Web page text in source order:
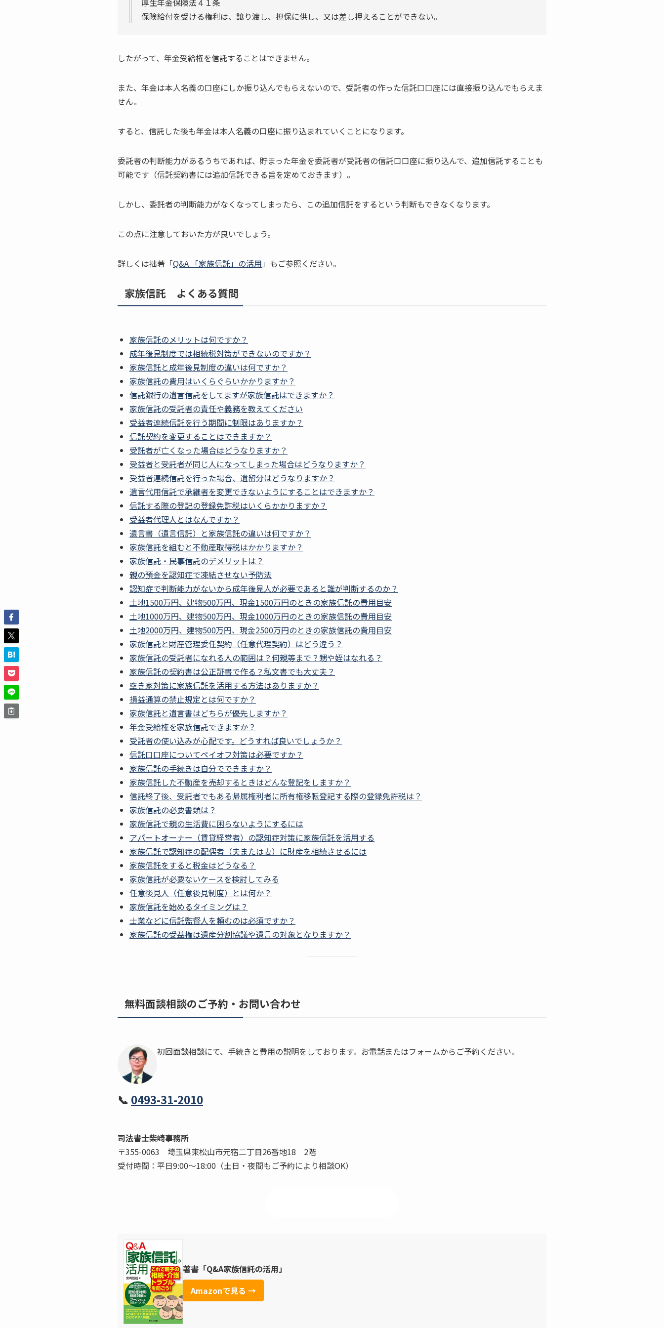
保険給付を受ける権利は、譲り渡し、担保に供し、又は差し押えることができない。
したがって、年金受給権を信託することはできません。
また、年金は本人名義の口座にしか振り込んでもらえないので、受託者の作った信託口口座には直接振り込んでもらえま
せん。
すると、信託した後も年金は本人名義の口座に振り込まれていくことになります。
委託者の判断能力があるうちであれば、貯まった年金を委託者が受託者の信託口口座に振り込んで、追加信託することも
可能です（信託契約書には追加信託できる旨を定めておきます）。
しかし、委託者の判断能力がなくなってしまったら、この追加信託をするという判断もできなくなります。
この点に注意しておいた方が良いでしょう。
詳しくは拙著「Q&A 「家族信託」の活用 」もご参照ください。
家族信託 よくある質問
家族信託のメリットは何ですか？
成年後見制度では相続税対策ができないのですか？
家族信託と成年後見制度の違いは何ですか？
家族信託の費用はいくらぐらいかかりますか？
信託銀行の遺言信託をしてますが家族信託はできますか？
家族信託の受託者の責任や義務を教えてください
受益者連続信託を行う期間に制限はありますか？
信託契約を変更することはできますか？
受託者が亡くなった場合はどうなりますか？
受益者と受託者が同じ人になってしまった場合はどうなりますか？
受益者連続信託を行った場合、遺留分はどうなりますか？
遺言代用信託で承継者を変更できないようにすることはできますか？
信託する際の登記の登録免許税はいくらかかりますか？
受益者代理人とはなんですか？
遺言書（遺言信託）と家族信託の違いは何ですか？
家族信託を組むと不動産取得税はかかりますか？
家族信託・民事信託のデメリットは？
親の預金を認知症で凍結させない予防法
認知症で判断能力がないから成年後見人が必要であると誰が判断するのか？
土地1500万円、建物500万円、現金1500万円のときの家族信託の費用目安
土地1000万円、建物500万円、現金1000万円のときの家族信託の費用目安
土地2000万円、建物500万円、現金2500万円のときの家族信託の費用目安
家族信託と財産管理委任契約（任意代理契約）はどう違う？
家族信託の受託者になれる人の範囲は？何親等まで？甥や姪はなれる？
家族信託の契約書は公正証書で作る？私文書でも大丈夫？
空き家対策に家族信託を活用する方法はありますか？
損益通算の禁止規定とは何ですか？
家族信託と遺言書はどちらが優先しますか？
年金受給権を家族信託できますか？
受託者の使い込みが心配です。どうすれば良いでしょうか？
信託口口座についてペイオフ対策は必要ですか？
家族信託の手続きは自分でできますか？
家族信託した不動産を売却するときはどんな登記をしますか？
信託終了後、受託者でもある帰属権利者に所有権移転登記する際の登録免許税は？
家族信託の必要書類は？
家族信託で親の生活費に困らないようにするには
アパートオーナー（賃貸経営者）の認知症対策に家族信託を活用する
家族信託で認知症の配偶者（夫または妻）に財産を相続させるには
家族信託をすると税金はどうなる？
家族信託が必要ないケースを検討してみる
任意後見人（任意後見制度）とは何か？
家族信託を始めるタイミングは？
士業などに信託監督人を頼むのは必須ですか？
家族信託の受益権は遺産分割協議や遺言の対象となりますか？
無料面談相談のご予約・お問い合わせ
初回面談相談にて、手続きと費用の説明をしております。お電話またはフォームからご予約ください。
📞 0493-31-2010
司法書士柴崎事務所
〒355-0063 埼玉県東松山市元宿二丁目26番地18 2階
受付時間：平日9:00〜18:00（土日・夜間もご予約により相談OK）
著書「Q&A家族信託の活用」
Amazonで見る →